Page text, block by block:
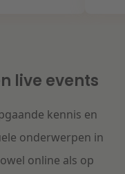
live events
kennis en
onderwerpen in
online als op